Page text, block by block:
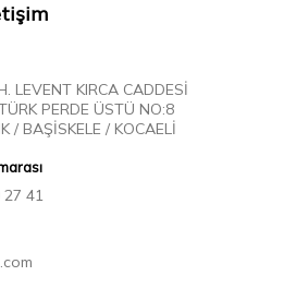
LEVENT KIRCA CADDESİ
PERDE ÜSTÜ NO:8
/ BAŞİSKELE / KOCAELİ
27 41